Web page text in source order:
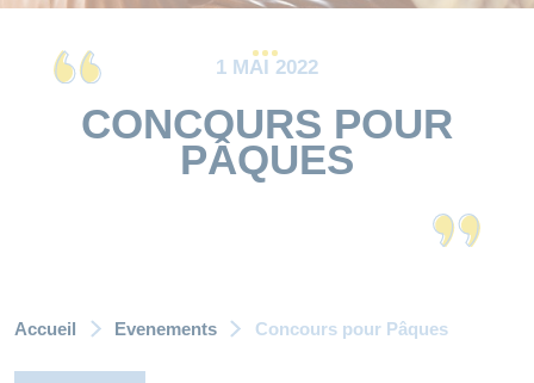
1 MAI 2022
CONCOURS POUR
PÂQUES
Accueil Evenements Concours pour Pâques